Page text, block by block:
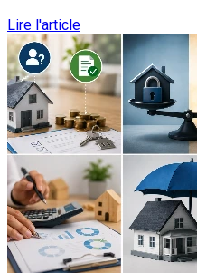
Lire l'article